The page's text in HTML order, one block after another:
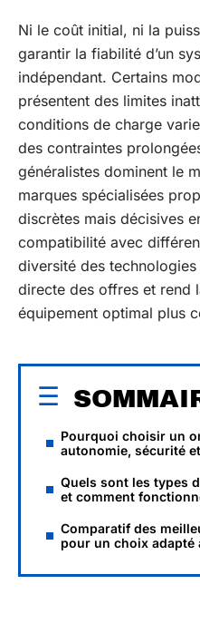
Ni le coût initial, ni la
garantir la fiabilité d’un
indépendant. Certains
présentent des limites
conditions de charge
des contraintes
généralistes dominent le
marques spécialisées
discrètes mais décisives
compatibilité avec
diversité des
directe des offres et rend
équipement optimal plus
Pourquoi choisir un
autonomie, sécurité
Quels sont les types
et comment
Comparatif des
pour un choix adapté